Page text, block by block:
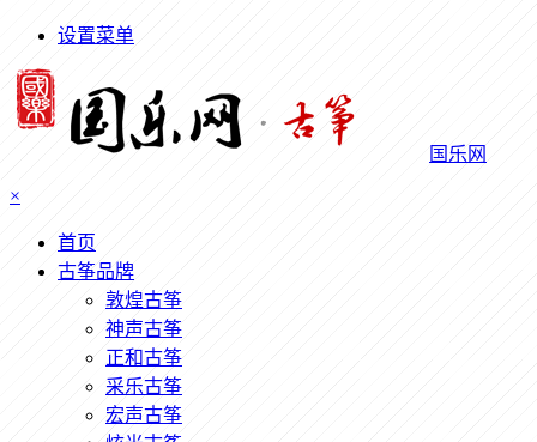
设置菜单
国乐网
×
首页
古筝品牌
敦煌古筝
神声古筝
正和古筝
采乐古筝
宏声古筝